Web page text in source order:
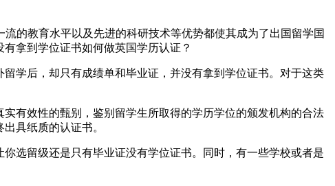
的教育水平以及先进的科研技术等优势都使其成为了出国留学国
拿到学位证书如何做英国学历认证？
学后，却只有成绩单和毕业证，并没有拿到学位证书。对于这类
有效性的甄别，鉴别留学生所取得的学历学位的颁发机构的合法
具纸质的认证书。
选留级还是只有毕业证没有学位证书。同时，有一些学校或者是